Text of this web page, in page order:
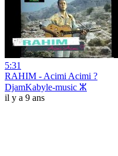
5:31
RAHIM - Acimi Acimi ?
DjamKabyle-music ⵣ
il y a 9 ans